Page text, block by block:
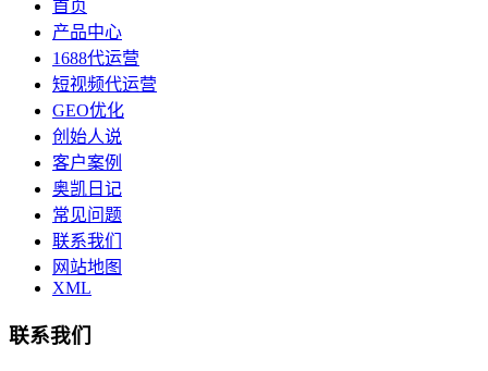
首页
产品中心
1688代运营
短视频代运营
GEO优化
创始人说
客户案例
奥凯日记
常见问题
联系我们
网站地图
XML
联系我们